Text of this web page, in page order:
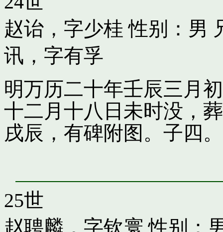
赵诒，字少桂 性别：男
讯，字有孚
明万历二十年壬辰三月
十二月十八日未时没，
戌辰，有碑附图。子四。
25世
赵聘麟，字钦寰 性别：